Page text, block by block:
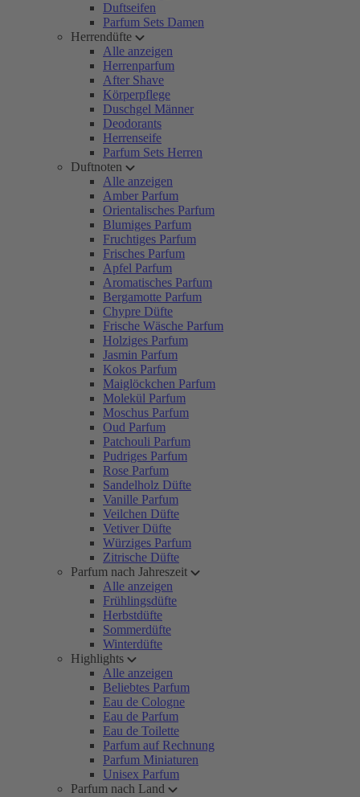
Duftseifen
Parfum Sets Damen
Herrendüfte
Alle anzeigen
Herrenparfum
After Shave
Körperpflege
Duschgel Männer
Deodorants
Herrenseife
Parfum Sets Herren
Duftnoten
Alle anzeigen
Amber Parfum
Orientalisches Parfum
Blumiges Parfum
Fruchtiges Parfum
Frisches Parfum
Apfel Parfum
Aromatisches Parfum
Bergamotte Parfum
Chypre Düfte
Frische Wäsche Parfum
Holziges Parfum
Jasmin Parfum
Kokos Parfum
Maiglöckchen Parfum
Molekül Parfum
Moschus Parfum
Oud Parfum
Patchouli Parfum
Pudriges Parfum
Rose Parfum
Sandelholz Düfte
Vanille Parfum
Veilchen Düfte
Vetiver Düfte
Würziges Parfum
Zitrische Düfte
Parfum nach Jahreszeit
Alle anzeigen
Frühlingsdüfte
Herbstdüfte
Sommerdüfte
Winterdüfte
Highlights
Alle anzeigen
Beliebtes Parfum
Eau de Cologne
Eau de Parfum
Eau de Toilette
Parfum auf Rechnung
Parfum Miniaturen
Unisex Parfum
Parfum nach Land